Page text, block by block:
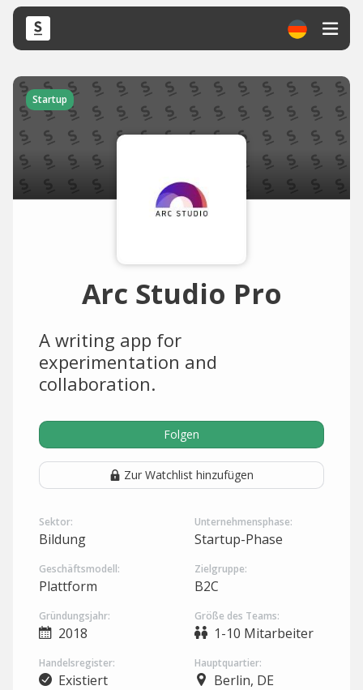
Startup
Arc Studio Pro
A writing app for
experimentation and
collaboration.
Folgen
Zur Watchlist hinzufügen
Sektor:
Bildung
Unternehmensphase:
Startup-Phase
Geschäftsmodell:
Plattform
Zielgruppe:
B2C
Gründungsjahr:
2018
Größe des Teams:
1-10 Mitarbeiter
Handelsregister:
Existiert
Hauptquartier:
Berlin, DE